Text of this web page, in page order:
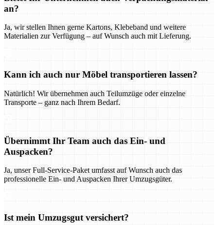
an?
Ja, wir stellen Ihnen gerne Kartons, Klebeband und weitere
Materialien zur Verfügung – auf Wunsch auch mit Lieferung.
Kann ich auch nur Möbel transportieren lassen?
Natürlich! Wir übernehmen auch Teilumzüge oder einzelne
Transporte – ganz nach Ihrem Bedarf.
Übernimmt Ihr Team auch das Ein- und
Auspacken?
Ja, unser Full-Service-Paket umfasst auf Wunsch auch das
professionelle Ein- und Auspacken Ihrer Umzugsgüter.
Ist mein Umzugsgut versichert?